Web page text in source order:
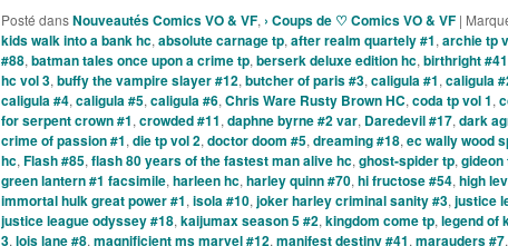
Posté dansNouveautés Comics VO & VF, › Coups de ♡ Comics VO & VF |
kids walk into a bank hc, absolute carnage tp, after realm quartely #1, archie tp
#88, batman tales once upon a crime tp, berserk deluxe edition hc, birthright #41
hc vol 3, buffy the vampire slayer #12, butcher of paris #3, caligula #1, caligula
caligula #4, caligula #5, caligula #6, Chris Ware Rusty Brown HC, coda tp vol 1,
for serpent crown #1, crowded #11, daphne byrne #2 var, Daredevil #17, dark
crime of passion #1, die tp vol 2, doctor doom #5, dreaming #18, ec wally wood
hc, Flash #85, flash 80 years of the fastest man alive hc, ghost-spider tp, gideon
green lantern #1 facsimile, harleen hc, harley quinn #70, hi fructose #54, high
immortal hulk great power #1, isola #10, joker harley criminal sanity #3, justice
justice league odyssey #18, kaijumax season 5 #2, kingdom come tp, legend of
3, lois lane #8, magnificient ms marvel #12, manifest destiny #41, marauders #7,